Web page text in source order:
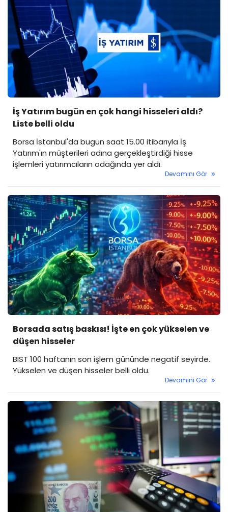
İş Yatırım bugün en çok hangi hisseleri aldı?
Liste belli oldu
Borsa İstanbul'da bugün saat 15.00 itibarıyla İş
Yatırım'ın müşterileri adına gerçekleştirdiği hisse
işlemleri yatırımcıların odağında yer aldı.
Devamını Gör
Borsada satış baskısı! İşte en çok yükselen ve
düşen hisseler
BIST 100 haftanın son işlem gününde negatif seyirde.
Yükselen ve düşen hisseler belli oldu.
Devamını Gör